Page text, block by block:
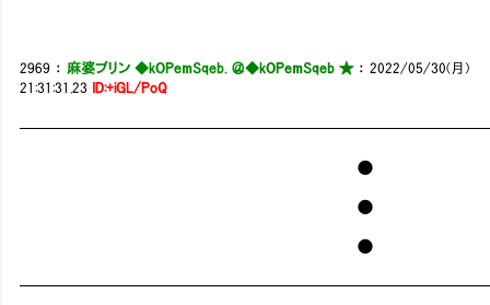
2969 ： 麻婆プリン ◆kOPemSqeb. ＠◆kOPemSqeb ★：2022/05/30(月)
21:31:31.23
ID:+iGL/PoQ
●
●
●